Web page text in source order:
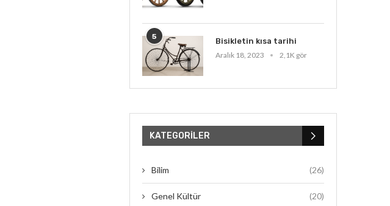
5
Bisikletin kısa tarihi
Aralık 18, 2023
2,1K gör
KATEGORILER
Bilim (26)
Genel Kültür (20)